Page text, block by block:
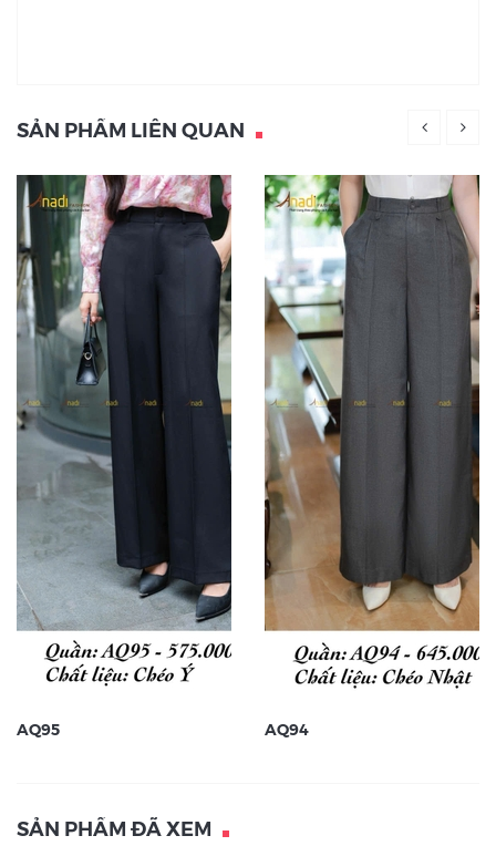
SẢN PHẨM LIÊN QUAN
AQ95 AQ94
SẢN PHẨM ĐÃ XEM